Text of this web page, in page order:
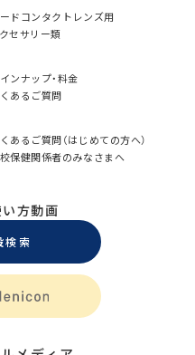
ドコンタクトレンズ用
セサリー類
ンナップ・料金
あるご質問
あるご質問（はじめての方へ）
保健関係者のみなさまへ
方動画
検索